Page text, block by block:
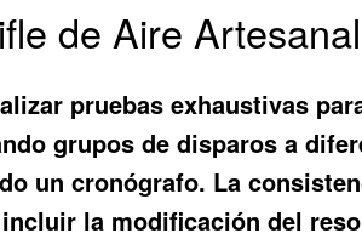
de Aire
pruebas exhaustivas
grupos de disparos a
un cronógrafo. La
la modificación del